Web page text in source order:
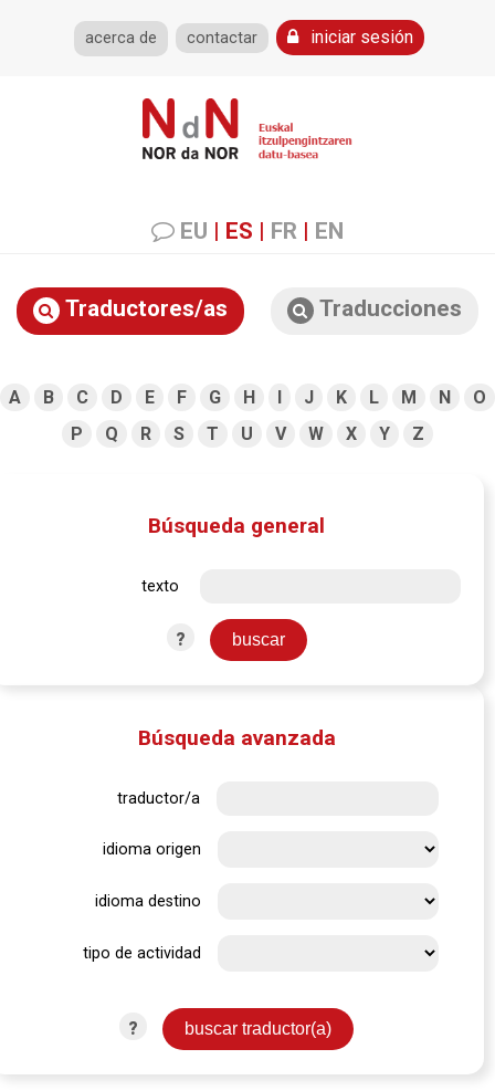
acerca de contactar iniciar sesión
EU | ES | FR | EN
Traductores/as Traducciones
A B C D E F G H I J K L M N
O
P
Q R S T U V W X Y Z
Búsqueda general
texto
?
Búsqueda avanzada
traductor/a
idioma origen
idioma destino
tipo de actividad
?